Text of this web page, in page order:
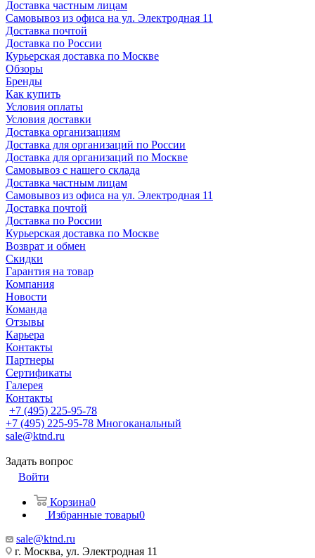
Доставка частным лицам
Самовывоз из офиса на ул. Электродная 11
Доставка почтой
Доставка по России
Курьерская доставка по Москве
Обзоры
Бренды
Как купить
Условия оплаты
Условия доставки
Доставка организациям
Доставка для организаций по России
Доставка для организаций по Москве
Самовывоз с нашего склада
Доставка частным лицам
Самовывоз из офиса на ул. Электродная 11
Доставка почтой
Доставка по России
Курьерская доставка по Москве
Возврат и обмен
Скидки
Гарантия на товар
Компания
Новости
Команда
Отзывы
Карьера
Контакты
Партнеры
Сертификаты
Галерея
Контакты
+7 (495) 225-95-78
+7 (495) 225-95-78 Многоканальный
sale@ktnd.ru
Задать вопрос
Войти
Корзина0
Избранные товары0
sale@ktnd.ru
г. Москва, ул. Электродная 11